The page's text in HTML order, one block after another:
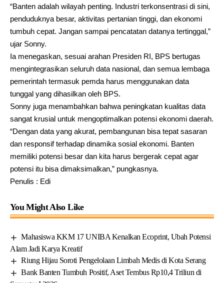
“Banten adalah wilayah penting. Industri terkonsentrasi di sini,
penduduknya besar, aktivitas pertanian tinggi, dan ekonomi
tumbuh cepat. Jangan sampai pencatatan datanya tertinggal,”
ujar Sonny.
Ia menegaskan, sesuai arahan Presiden RI, BPS bertugas
mengintegrasikan seluruh data nasional, dan semua lembaga
pemerintah termasuk pemda harus menggunakan data
tunggal yang dihasilkan oleh BPS.
Sonny juga menambahkan bahwa peningkatan kualitas data
sangat krusial untuk mengoptimalkan potensi ekonomi daerah.
“Dengan data yang akurat, pembangunan bisa tepat sasaran
dan responsif terhadap dinamika sosial ekonomi. Banten
memiliki potensi besar dan kita harus bergerak cepat agar
potensi itu bisa dimaksimalkan,” pungkasnya.
Penulis : Edi
You Might Also Like
Mahasiswa KKM 17 UNIBA Kenalkan Ecoprint, Ubah Potensi
Alam Jadi Karya Kreatif
Riung Hijau Soroti Pengelolaan Limbah Medis di Kota Serang
Bank Banten Tumbuh Positif, Aset Tembus Rp10,4 Triliun di